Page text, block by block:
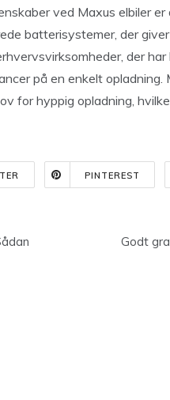
ved Maxus elbiler
batterisystemer, der
der
på en enkelt opladning.
for hyppig opladning,
PINTEREST
Godt